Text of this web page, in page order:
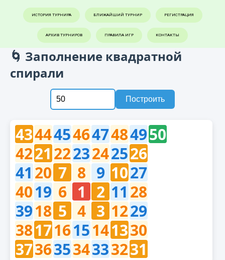
ИСТОРИЯ ТУРНИРА БЛИЖАЙШИЙ ТУРНИР РЕГИСТРАЦИЯ
АРХИВ ТУРНИРОВ ПРАВИЛА ИГР КОНТАКТЫ
🌀 Заполнение квадратной
спирали
Построить
4344454647484950
4221 2223242526
41 20 7 8 9 1027
4019 6 1 2 11 28
3918 5 4 3 1229
38171615141330
37363534333231